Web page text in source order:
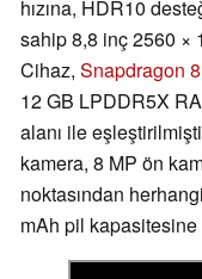
hızına, HDR10
sahip 8,8 inç 2560 ×
Cihaz, Snapdragon
12 GB LPDDR5X
alanı ile
kamera, 8 MP ön
noktasından
mAh pil kapasitesine